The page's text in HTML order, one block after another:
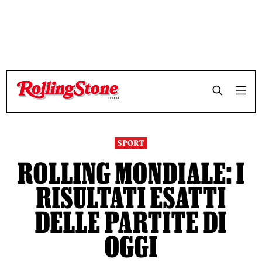
TEMPO DI LETTURA 5 MINUTI SHARE
TEMPO DI LETTURA 5 MINUTI SHARE
SPORT
ROLLING MONDIALE: I
RISULTATI ESATTI
DELLE PARTITE DI
OGGI